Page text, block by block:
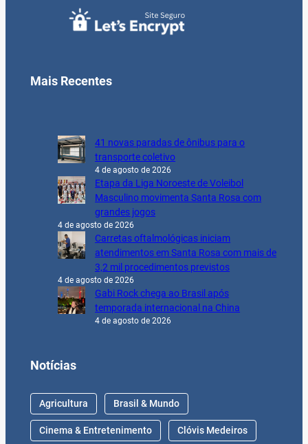
Mais Recentes
41 novas paradas de ônibus para o
transporte coletivo
4 de agosto de 2026
Etapa da Liga Noroeste de Voleibol
Masculino movimenta Santa Rosa com
grandes jogos
4 de agosto de 2026
Carretas oftalmológicas iniciam
atendimentos em Santa Rosa com mais de
3,2 mil procedimentos previstos
4 de agosto de 2026
Gabi Rock chega ao Brasil após
temporada internacional na China
4 de agosto de 2026
Notícias
Agricultura Brasil & Mundo
Cinema & Entretenimento Clóvis Medeiros